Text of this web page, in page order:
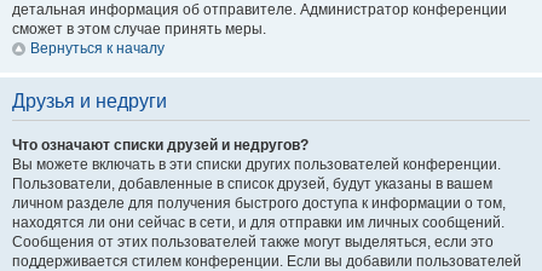
детальная информация об отправителе. Администратор конференции
сможет в этом случае принять меры.
Вернуться к началу
Друзья и недруги
Что означают списки друзей и недругов?
Вы можете включать в эти списки других пользователей конференции.
Пользователи, добавленные в список друзей, будут указаны в вашем
личном разделе для получения быстрого доступа к информации о том,
находятся ли они сейчас в сети, и для отправки им личных сообщений.
Сообщения от этих пользователей также могут выделяться, если это
поддерживается стилем конференции. Если вы добавили пользователей